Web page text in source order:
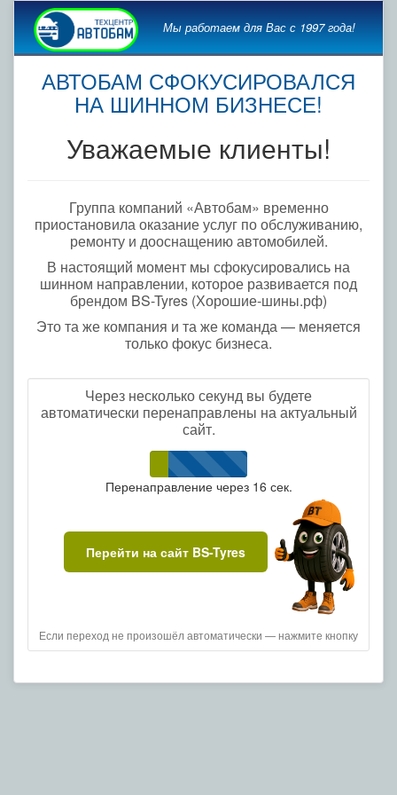
Мы работаем для Вас с 1997 года!
АВТОБАМ СФОКУСИРОВАЛСЯ
НА ШИННОМ БИЗНЕСЕ!
Уважаемые клиенты!
Группа компаний «Автобам» временно
приостановила оказание услуг по обслуживанию,
ремонту и дооснащению автомобилей.
В настоящий момент мы сфокусировались на
шинном направлении, которое развивается под
брендом BS-Tyres (Хорошие-шины.рф)
Это та же компания и та же команда — меняется
только фокус бизнеса.
Через несколько секунд вы будете
автоматически перенаправлены на актуальный
сайт.
Перенаправление через 16 сек.
Перейти на сайт BS-Tyres
Если переход не произошёл автоматически — нажмите кнопку